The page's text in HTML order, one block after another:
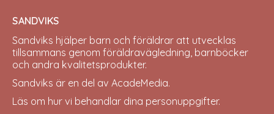
SANDVIKS
Sandviks hjälper barn och föräldrar att utvecklas
tillsammans genom föräldravägledning, barnböcker
och andra kvalitetsprodukter.
Sandviks är en del av AcadeMedia.
Läs om hur vi behandlar dina personuppgifter.